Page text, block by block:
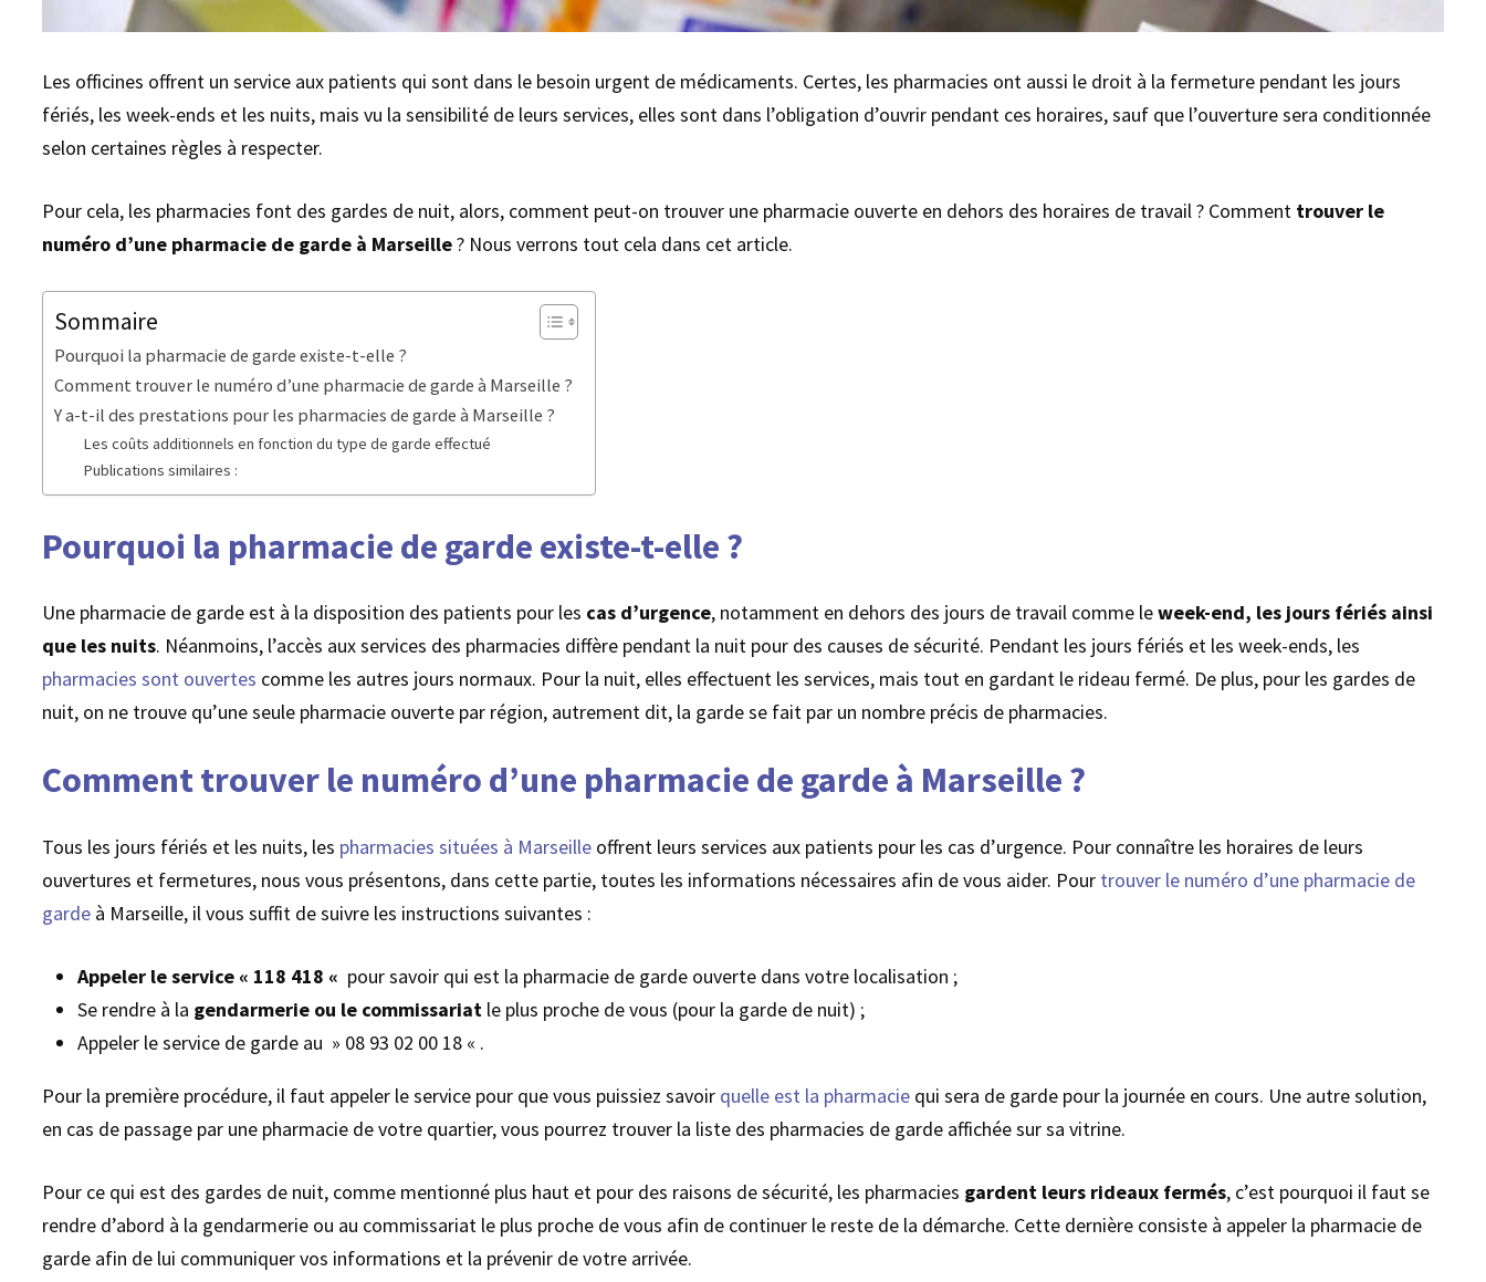
Les officines offrent un service aux patients qui sont dans le besoin urgent de médicaments. Certes, les pharmacies ont aussi le droit à la fermeture pendant les jours
fériés, les week-ends et les nuits, mais vu la sensibilité de leurs services, elles sont dans l’obligation d’ouvrir pendant ces horaires, sauf que l’ouverture sera conditionnée
selon certaines règles à respecter.
Pour cela, les pharmacies font des gardes de nuit, alors, comment peut-on trouver une pharmacie ouverte en dehors des horaires de travail ? Comment trouver le
numéro d’une pharmacie de garde à Marseille? Nous verrons tout cela dans cet article.
Sommaire
Pourquoi la pharmacie de garde existe-t-elle ?
Comment trouver le numéro d’une pharmacie de garde à Marseille ?
Y a-t-il des prestations pour les pharmacies de garde à Marseille ?
Les coûts additionnels en fonction du type de garde effectué
Publications similaires :
Pourquoi la pharmacie de garde existe-t-elle ?
Une pharmacie de garde est à la disposition des patients pour les cas d’urgence, notamment en dehors des jours de travail comme leweek-end, les jours fériés ainsi
que les nuits. Néanmoins, l’accès aux services des pharmacies diffère pendant la nuit pour des causes de sécurité. Pendant les jours fériés et les week-ends, les
pharmacies sont ouvertes comme les autres jours normaux. Pour la nuit, elles effectuent les services, mais tout en gardant le rideau fermé. De plus, pour les gardes de
nuit, on ne trouve qu’une seule pharmacie ouverte par région, autrement dit, la garde se fait par un nombre précis de pharmacies.
Comment trouver le numéro d’une pharmacie de garde à Marseille ?
Tous les jours fériés et les nuits, les pharmacies situées à Marseille offrent leurs services aux patients pour les cas d’urgence. Pour connaître les horaires de leurs
ouvertures et fermetures, nous vous présentons, dans cette partie, toutes les informations nécessaires afin de vous aider. Pour trouver le numéro d’une pharmacie de
garde à Marseille, il vous suffit de suivre les instructions suivantes :
Appeler le service « 118 418 « pour savoir qui est la pharmacie de garde ouverte dans votre localisation ;
Se rendre à la gendarmerie ou le commissariat le plus proche de vous (pour la garde de nuit) ;
Appeler le service de garde au » 08 93 02 00 18 « .
Pour la première procédure, il faut appeler le service pour que vous puissiez savoir quelle est la pharmacie qui sera de garde pour la journée en cours. Une autre solution,
en cas de passage par une pharmacie de votre quartier, vous pourrez trouver la liste des pharmacies de garde affichée sur sa vitrine.
Pour ce qui est des gardes de nuit, comme mentionné plus haut et pour des raisons de sécurité, les pharmacies gardent leurs rideaux fermés, c’est pourquoi il faut se
rendre d’abord à la gendarmerie ou au commissariat le plus proche de vous afin de continuer le reste de la démarche. Cette dernière consiste à appeler la pharmacie de
garde afin de lui communiquer vos informations et la prévenir de votre arrivée.